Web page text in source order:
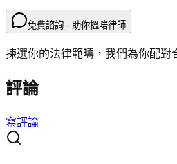
免費諮詢 · 助你搵啱律師
揀選你的法律範疇，我們為你配對
評論
寫評論